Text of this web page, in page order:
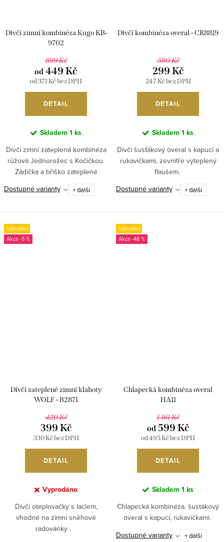
Dívčí zimní kombinéza Kugo KB-
9702
899 Kč
od 371 Kč bez DPH
od 449 Kč
DETAIL
Skladem 1 ks
Dívčí zimní zateplená kombinéza
růžová Jednorožec s Kočičkou.
Zádíčka a bříško zateplené
flaušem, uvnitř je zateplená
dutým vláknem,....
Dostupné varianty + další
Dívčí kombinéza overal - CR8819
580 Kč
247 Kč bez DPH
299 Kč
DETAIL
Skladem 1 ks
Dívčí šusťákový overal s kapucí a
rukavičkami, zevnitře vyteplený
flaušem.
Dostupné varianty
+ další
Výprodej
-5 %
Dívčí zateplené zimní klahoty
WOLF - B2871
420 Kč
330 Kč bez DPH
399 Kč
DETAIL
Vyprodáno
Dívčí oteplovačky s laclem,
vhodné na zimní sněhové
radovánky .
Výprodej
-48 %
Chlapecká kombinéza overal
HA11
1 161 Kč
od 495 Kč bez DPH
od599 Kč
DETAIL
Skladem 1 ks
Chlapecká kombinéza. šustákový
overal s kapucí, rukavičkami.
Dostupné varianty
+ další